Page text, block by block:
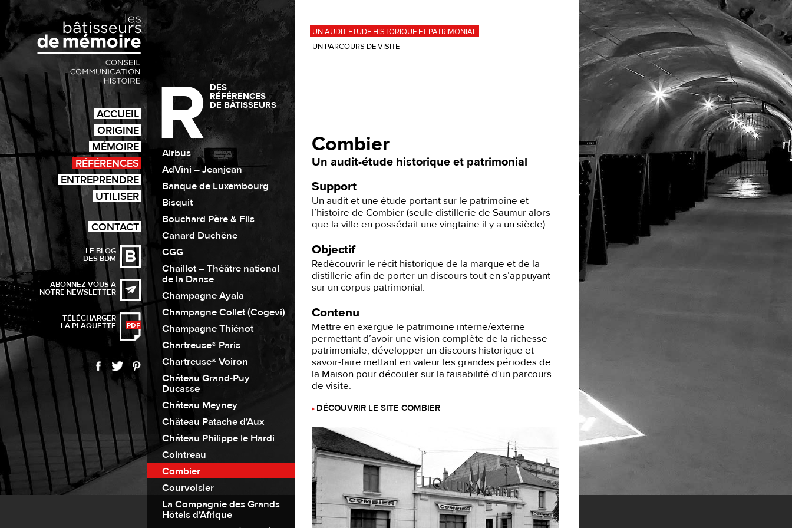
ACCUEIL
ORIGINE
MÉMOIRE
RÉFÉRENCES
ENTREPRENDRE
UTILISER
CONTACT
LE BLOG
DES BDM
ABONNEZ-VOUS À
NOTRE NEWSLETTER
TÉLÉCHARGER
LA PLAQUETTE
R DES
RÉFÉRENCES
DE BÂTISSEURS
Airbus
AdVini – Jeanjean
Banque de Luxembourg
Bisquit
Bouchard Père & Fils
Canard Duchêne
CGG
Chaillot – Théâtre national
de la Danse
Champagne Ayala
Champagne Collet (Cogevi)
Champagne Thiénot
Chartreuse® Paris
Chartreuse® Voiron
Château Grand-Puy
Ducasse
Château Meyney
Château Patache d’Aux
Château Philippe le Hardi
Cointreau
Combier
Courvoisier
La Compagnie des Grands
Hôtels d’Afrique
UN AUDIT-ÉTUDE HISTORIQUE ET PATRIMONIAL
UN PARCOURS DE VISITE
Combier
Un audit-étude historique et patrimonial
Support
Un audit et une étude portant sur le patrimoine et
l’histoire de Combier (seule distillerie de Saumur alors
que la ville en possédait une vingtaine il y a un siècle).
Objectif
Redécouvrir le récit historique de la marque et de la
distillerie afin de porter un discours tout en s’appuyant
sur un corpus patrimonial.
Contenu
Mettre en exergue le patrimoine interne/externe
permettant d’avoir une vision complète de la richesse
patrimoniale, développer un discours historique et
savoir-faire mettant en valeur les grandes périodes de
la Maison pour découler sur la faisabilité d’un parcours
de visite.
DÉCOUVRIR LE SITE COMBIER